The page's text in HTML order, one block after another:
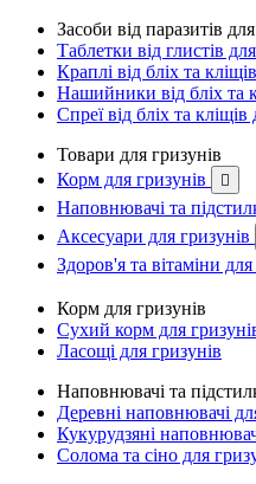
Засоби від паразитів для
Таблетки від глистів
Краплі від бліх та
Нашийники від бліх та
Спреї від бліх та кліщів
Товари для гризунів
Корм для гризунів

Наповнювачі та
Аксесуари для гризунів
Здоров'я та вітаміни для
Корм для гризунів
Сухий корм для
Ласощі для гризунів
Наповнювачі та
Деревні наповнювачі
Кукурудзяні
Солома та сіно для